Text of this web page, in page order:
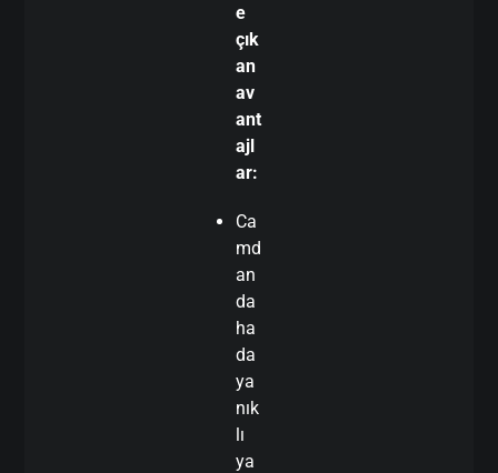
e
çık
an
av
ant
ajl
ar:
Ca
md
an
da
ha
da
ya
nık
lı
ya